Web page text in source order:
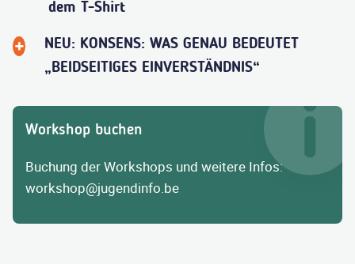
dem T-Shirt
NEU: KONSENS: WAS GENAU BEDEUTET
„BEIDSEITIGES EINVERSTÄNDNIS“
Workshop buchen
Buchung der Workshops und weitere Infos:
workshop@jugendinfo.be